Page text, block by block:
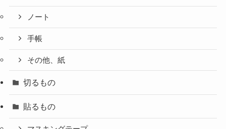
ノート
手帳
その他、紙
切るもの
貼るもの